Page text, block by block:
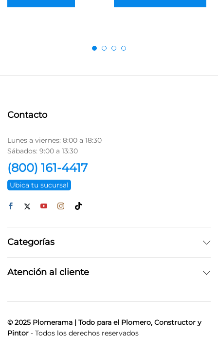
Contacto
Lunes a viernes: 8:00 a 18:30
Sábados: 9:00 a 13:30
(800) 161-4417
Ubica tu sucursal
Categorías
Atención al cliente
© 2025 Plomerama | Todo para el Plomero, Constructor y
Pintor - Todos los derechos reservados